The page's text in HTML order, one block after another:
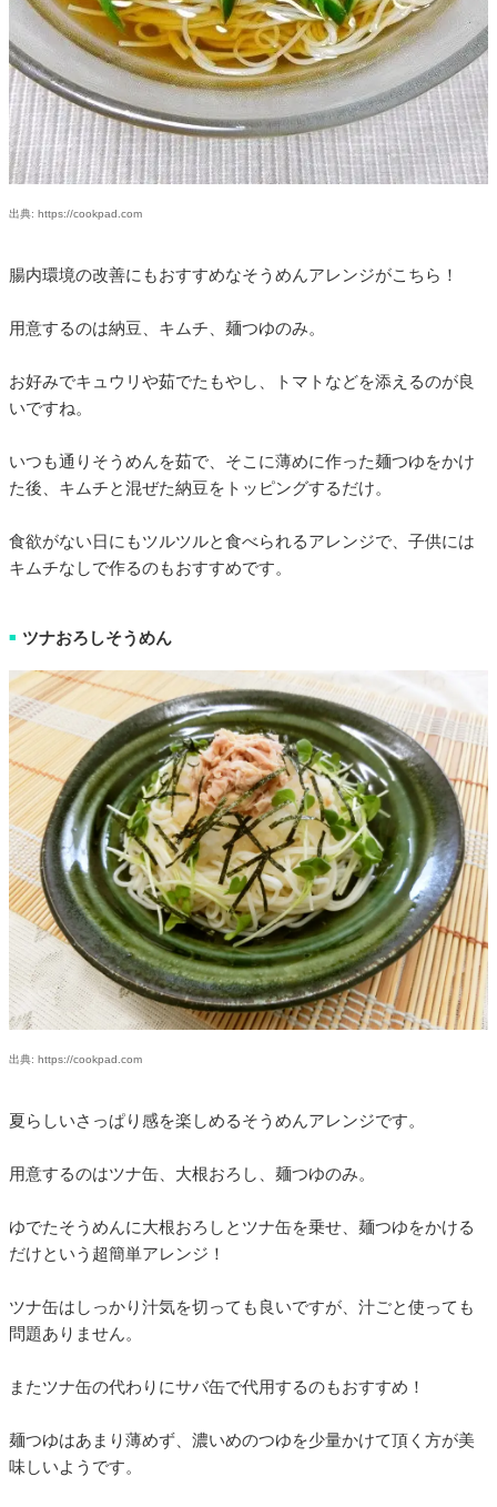
出典: https://cookpad.com
腸内環境の改善にもおすすめなそうめんアレンジがこちら！
用意するのは納豆、キムチ、麺つゆのみ。
お好みでキュウリや茹でたもやし、トマトなどを添えるのが良
いですね。
いつも通りそうめんを茹で、そこに薄めに作った麺つゆをかけ
た後、キムチと混ぜた納豆をトッピングするだけ。
食欲がない日にもツルツルと食べられるアレンジで、子供には
キムチなしで作るのもおすすめです。
■ ツナおろしそうめん
出典: https://cookpad.com
夏らしいさっぱり感を楽しめるそうめんアレンジです。
用意するのはツナ缶、大根おろし、麺つゆのみ。
ゆでたそうめんに大根おろしとツナ缶を乗せ、麺つゆをかける
だけという超簡単アレンジ！
ツナ缶はしっかり汁気を切っても良いですが、汁ごと使っても
問題ありません。
またツナ缶の代わりにサバ缶で代用するのもおすすめ！
麺つゆはあまり薄めず、濃いめのつゆを少量かけて頂く方が美
味しいようです。